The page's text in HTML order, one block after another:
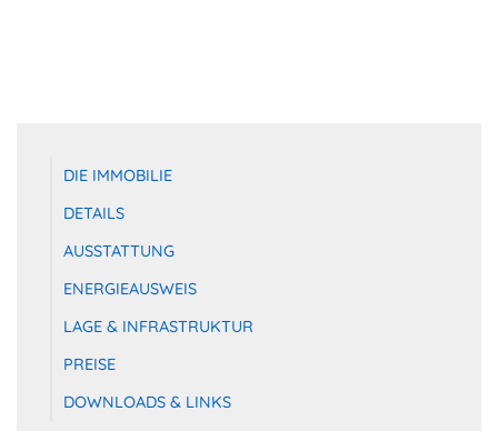
DIE IMMOBILIE
DETAILS
AUSSTATTUNG
ENERGIEAUSWEIS
LAGE & INFRASTRUKTUR
PREISE
DOWNLOADS & LINKS